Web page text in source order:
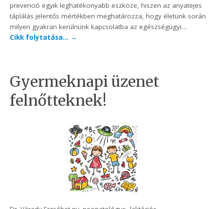
prevenció egyik leghatékonyabb eszköze, hiszen az anyatejes
táplálás jelentős mértékben meghatározza, hogy életünk során
milyen gyakran kerülnünk kapcsolatba az egészségügyi…
Cikk folytatása… →
Gyermeknapi üzenet
felnőtteknek!